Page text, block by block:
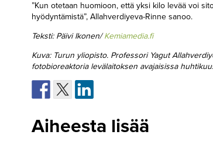
”Kun otetaan huomioon, että yksi kilo levää voi
hyödyntämistä”, Allahverdiyeva-Rinne sanoo.
Teksti: Päivi Ikonen/Kemiamedia.fi
Kuva: Turun yliopisto. Professori Yagut
fotobioreaktoria levälaitoksen avajaisissa
Aiheesta lisää